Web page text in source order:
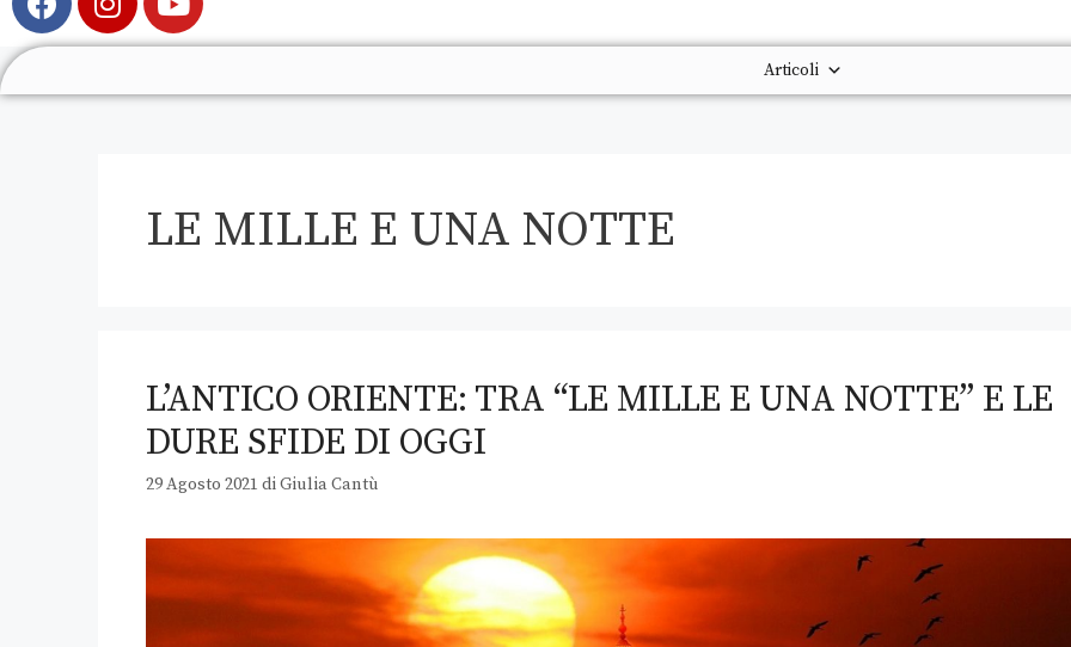
Articoli
LE MILLE E UNA NOTTE
L’ANTICO ORIENTE: TRA “LE MILLE E UNA NOTTE” E LE
DURE SFIDE DI OGGI
29 Agosto 2021 diGiulia Cantù